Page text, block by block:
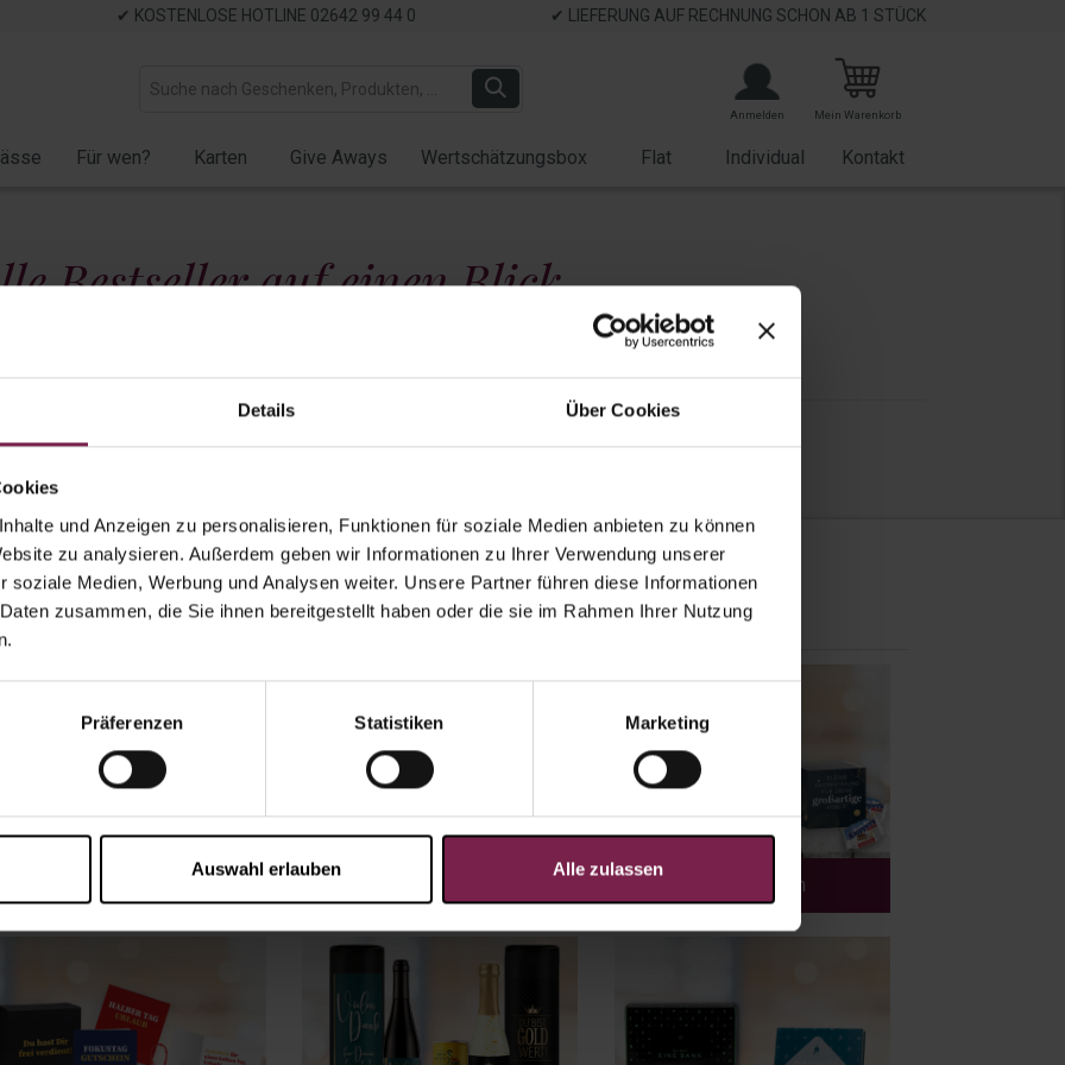
Details Über Cookies
und Anzeigen zu personalisieren, Funktionen für soziale Medien anbieten zu können
zu analysieren. Außerdem geben wir Informationen zu Ihrer Verwendung unserer
soziale Medien, Werbung und Analysen weiter. Unsere Partner führen diese Informationen
zusammen, die Sie ihnen bereitgestellt haben oder die sie im Rahmen Ihrer Nutzung
Präferenzen Statistiken Marketing
Auswahl erlauben Alle zulassen
✔ KOSTENLOSE HOTLINE 02642 99 44 0 ✔ LIEFERUNG AUF RECHNUNG SCHON AB 1 STÜCK
Anmelden Mein Warenkorb
Für wen? Karten Give Aways Wertschätzungsbox Flat Individual Kontakt
Bestseller auf einen Blick
Anlass Geeignet für
Kleinigkeiten